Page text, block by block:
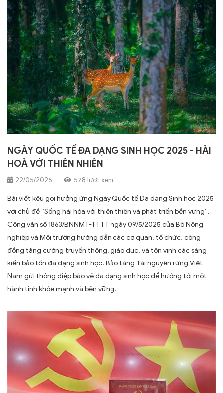
NGÀY QUỐC TẾ ĐA DẠNG SINH HỌC 2025 - HÀI
HOÀ VỚI THIÊN NHIÊN
22/05/2025 578 lượt xem
Bài viết kêu gọi hưởng ứng Ngày Quốc tế Đa dạng Sinh học 2025
với chủ đề “Sống hài hòa với thiên thiên và phát triển bền vững”.
Công văn số 1863/BNNMT-TTTT ngày 09/5/2025 của Bộ Nông
nghiệp và Môi trường hướng dẫn các cơ quan, tổ chức, cộng
đồng tăng cường truyền thông, giáo dục, và tôn vinh các sáng
kiến bảo tồn đa dạng sinh học. Bảo tàng Tài nguyên rừng Việt
Nam gửi thông điệp bảo vệ đa dạng sinh học để hướng tới một
hành tinh khỏe mạnh và bền vững.